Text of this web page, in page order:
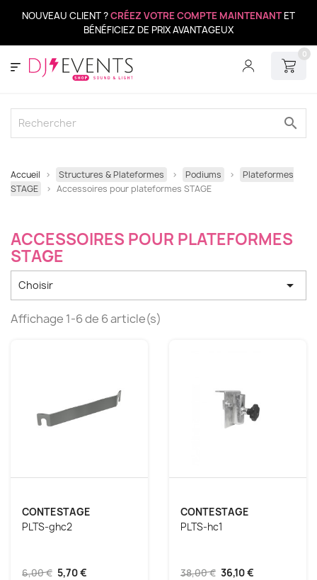
NOUVEAU CLIENT ?CRÉEZ VOTRE COMPTE MAINTENANT ET
BÉNÉFICIEZ DE PRIX AVANTAGEUX
0
search
Accueil Structures & Plateformes Podiums
Plateformes
STAGE
Accessoires pour plateformes STAGE
ACCESSOIRES POUR PLATEFORMES
STAGE
Choisir 
Affichage 1-6 de 6 article(s)
CONTESTAGE
PLTS-ghc2
6,00 € 5,70 €
CONTESTAGE
PLTS-hc1
38,00 € 36,10 €